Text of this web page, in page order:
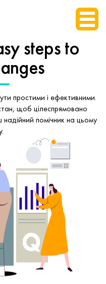
stepsto
простими і ефективними.
щоб цілеспрямовано
помічник на цьому